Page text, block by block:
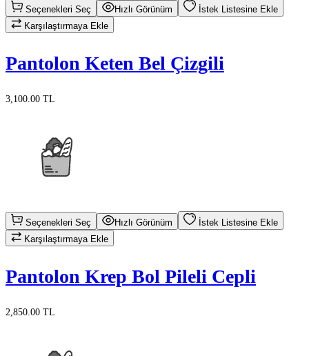
Seçenekleri Seç Hızlı Görünüm
İstek Listesine Ekle
Karşılaştırmaya Ekle
Pantolon Keten Bel Çizgili
3,100.00 TL
Seçenekleri Seç Hızlı Görünüm
İstek Listesine Ekle
Karşılaştırmaya Ekle
Pantolon Krep Bol Pileli Cepli
2,850.00 TL